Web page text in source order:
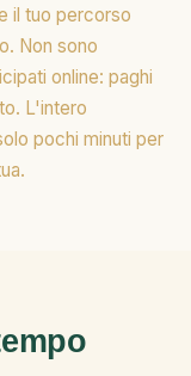
il tuo percorso
Non sono
online: paghi
L'intero
pochi minuti per